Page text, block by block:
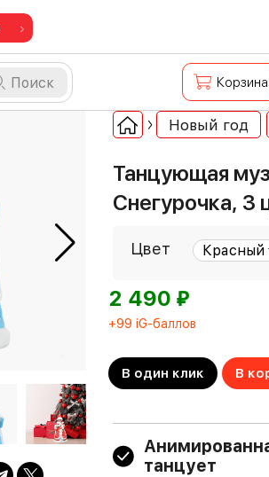
Поиск Корзина
Новый год
Танцующая
Снегурочка, 3
Цвет
2 490 ⃏
+99 iG-баллов
В один клик В
танцует